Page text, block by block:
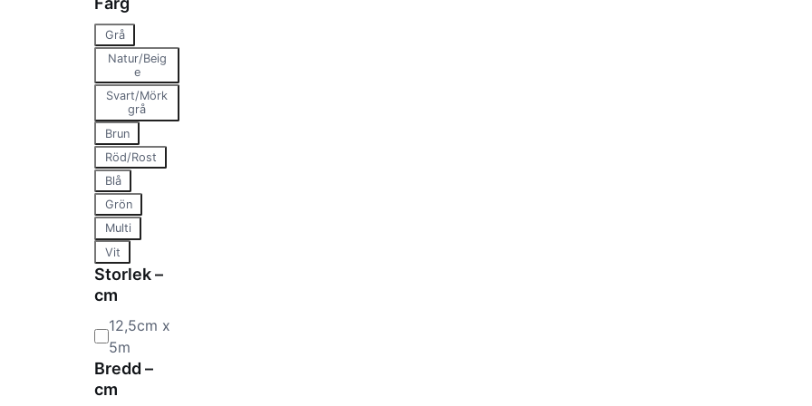
ä
_
f
i
Grå
Natur/Beig
e
Svart/Mörk
grå
Brun
Röd/Rost
Blå
Grön
Multi
Vit
Storlek –
cm
t
o
r
12,5cm x
5m
Bredd –
cm